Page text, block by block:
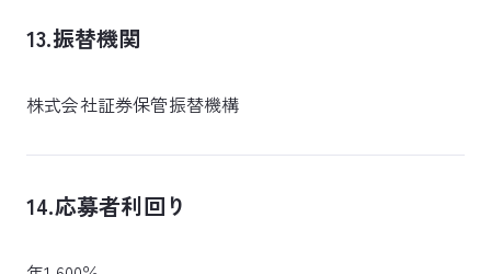
13.振替機関
株式会社証券保管振替機構
14.応募者利回り